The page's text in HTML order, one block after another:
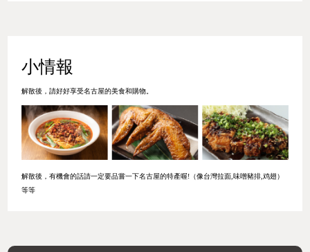
小情報
解散後，請好好享受名古屋的美食和購物。
解散後，有機會的話請一定要品嘗一下名古屋的特產喔!（像台灣拉面,味噌豬排,鸡翅）
等等